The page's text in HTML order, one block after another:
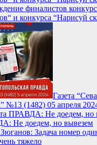
финалистов
и конкурса “Нарисуй
Газета
№13 (1482) 05 апреля
Не доедем, но вывезем